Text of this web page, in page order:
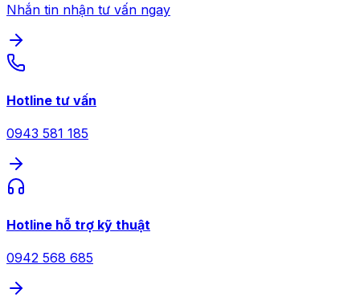
Nhắn tin nhận tư vấn ngay
Hotline tư vấn
0943 581 185
Hotline hỗ trợ kỹ thuật
0942 568 685